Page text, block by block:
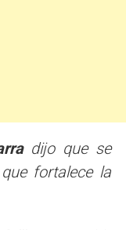
dijo que se
fortalece la